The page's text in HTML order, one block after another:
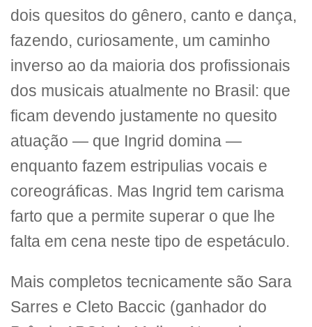
dois quesitos do gênero, canto e dança,
fazendo, curiosamente, um caminho
inverso ao da maioria dos profissionais
dos musicais atualmente no Brasil: que
ficam devendo justamente no quesito
atuação — que Ingrid domina —
enquanto fazem estripulias vocais e
coreográficas. Mas Ingrid tem carisma
farto que a permite superar o que lhe
falta em cena neste tipo de espetáculo.
Mais completos tecnicamente são Sara
Sarres e Cleto Baccic (ganhador do